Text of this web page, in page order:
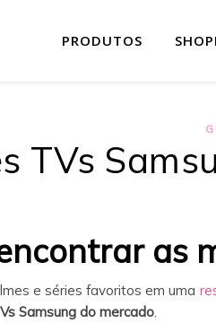
PRODUTOS
TVs
as
e séries favoritos em uma
Samsung do mercado.